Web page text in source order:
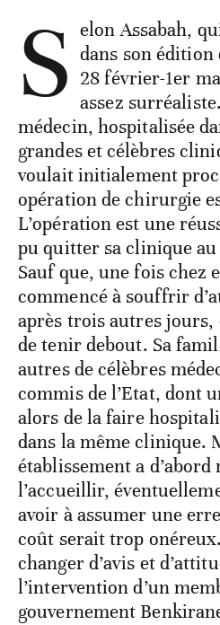
S elon Assabah,
dans son édition
28 février-1er
assez
médecin, hospitalisée
grandes et célèbres
voulait initialement
opération de chirurgie
L’opération est une
pu quitter sa clinique
Sauf que, une fois chez
commencé à souffrir
après trois autres jours,
de tenir debout. Sa
autres de célèbres
commis de l’Etat, dont
alors de la faire
dans la même clinique.
établissement a d’abord
l’accueillir,
avoir à assumer une
coût serait trop
changer d’avis et
l’intervention d’un
gouvernement